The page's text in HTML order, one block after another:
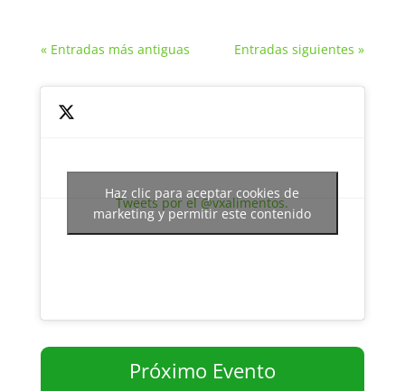
« Entradas más antiguas Entradas siguientes »
Tweets por el @vxalimentos.
Haz clic para aceptar cookies de
marketing y permitir este contenido
Próximo Evento